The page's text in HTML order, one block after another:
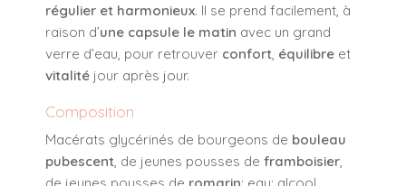
régulier et harmonieux. Il se prend facilement, à
raison d’une capsule le matin avec un grand
verre d’eau, pour retrouver confort, équilibre et
vitalité jour après jour.
Composition
Macérats glycérinés de bourgeons de bouleau
pubescent, de jeunes pousses de framboisier,